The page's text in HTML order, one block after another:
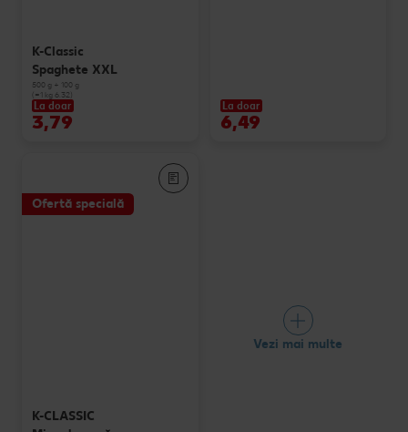
K-Classic
Spaghete XXL
500 g + 100 g
(=1 kg 6.32)
La doar
3,79
La doar
6,49
Ofertă specială
K-CLASSIC
Vezi mai multe